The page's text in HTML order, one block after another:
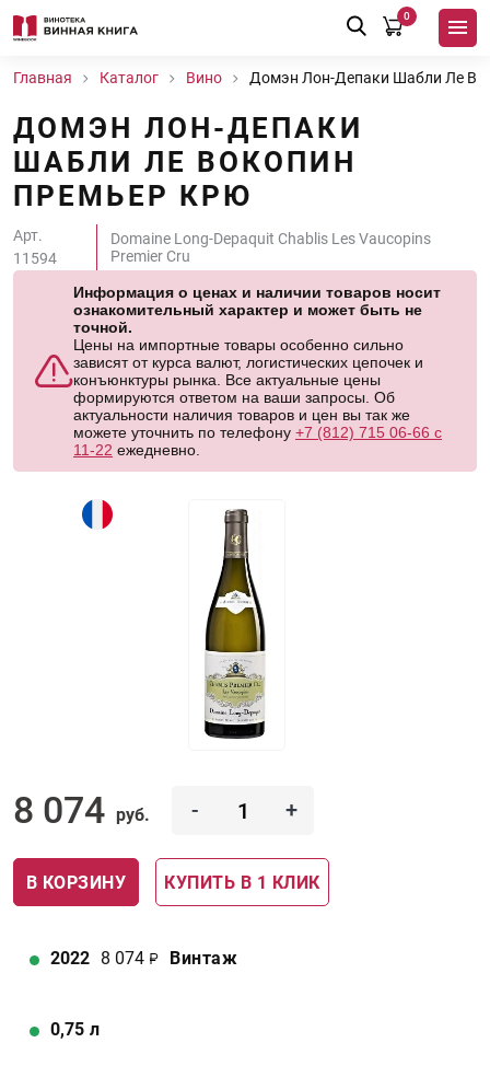
0
Главная Каталог Вино Домэн Лон-Депаки Шабли Ле
ДОМЭН ЛОН-ДЕПАКИ
ШАБЛИ ЛЕ ВОКОПИН
ПРЕМЬЕР КРЮ
Арт.
11594
Domaine Long-Depaquit Chablis Les Vaucopins
Premier Cru
Информация о ценах и наличии товаров носит
ознакомительный характер и может быть не
точной.
Цены на импортные товары особенно сильно
зависят от курса валют, логистических цепочек и
конъюнктуры рынка. Все актуальные цены
формируются ответом на ваши запросы. Об
актуальности наличия товаров и цен вы так же
можете уточнить по телефону +7 (812) 715 06-66 с
11-22 ежедневно.
8 074 руб. - +
В КОРЗИНУ КУПИТЬ В 1 КЛИК
2022 8 074 Винтаж
0,75 л